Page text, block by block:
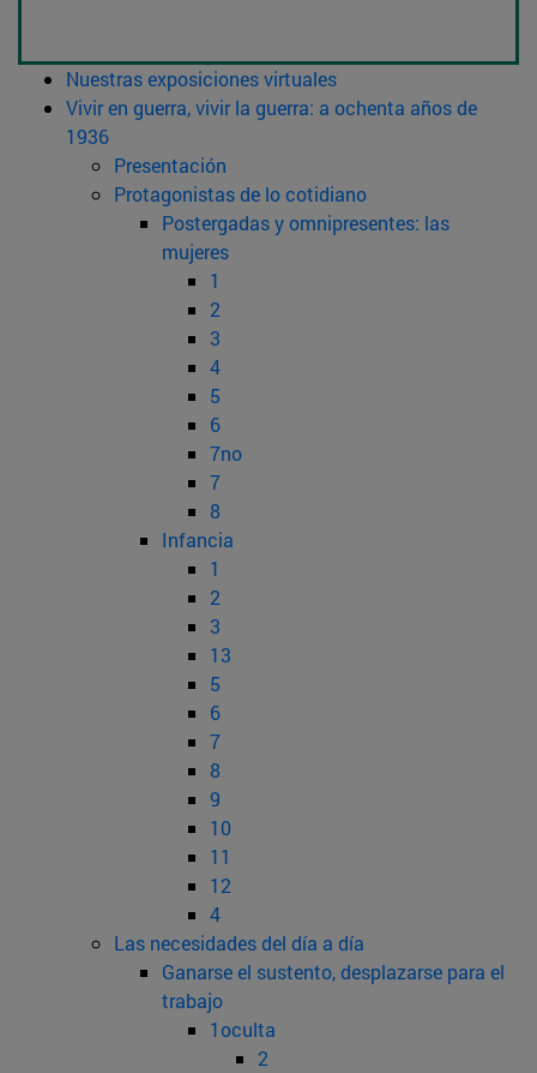
Nuestras exposiciones virtuales
Vivir en guerra, vivir la guerra: a ochenta años de
1936
Presentación
Protagonistas de lo cotidiano
Postergadas y omnipresentes: las
mujeres
1
2
3
4
5
6
7no
7
8
Infancia
1
2
3
13
5
6
7
8
9
10
11
12
4
Las necesidades del día a día
Ganarse el sustento, desplazarse para el
trabajo
1oculta
2